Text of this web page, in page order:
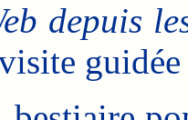
depuis